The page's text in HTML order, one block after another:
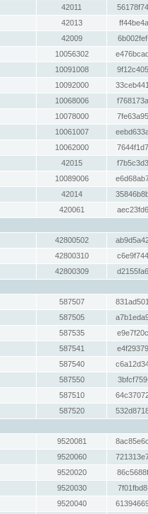
42011
42013
42009
10056302
10091008
10092000
10068006
10078000
10061007
10062000
42015
10089006
42014
420061
42800502
42800310
42800309
587507
587505
587535
587541
587540
587550
587510
587520
9520081
9520060
9520020
9520030
9520040